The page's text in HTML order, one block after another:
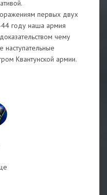
первых двух
году наша армия
чему
наступательные
Квантунской армии.